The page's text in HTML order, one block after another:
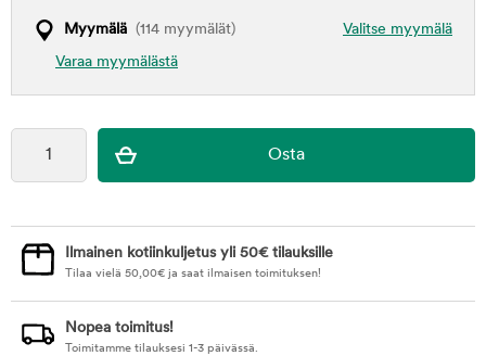
Valitse myymälä
Myymälä (114 myymälät)
Varaa myymälästä
Ilmainen kotiinkuljetus yli 50€ tilauksille
Tilaa vielä 50,00€ ja saat ilmaisen toimituksen!
Nopea toimitus!
Toimitamme tilauksesi 1-3 päivässä.